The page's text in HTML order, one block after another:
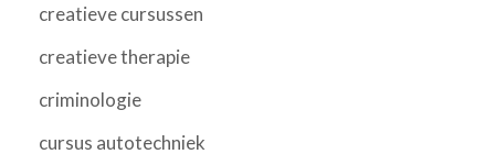
creatieve cursussen
creatieve therapie
criminologie
cursus autotechniek